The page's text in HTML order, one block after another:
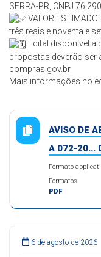
SERRA-PR, CNPJ
VALOR
três reais e noventa e
Edital disponível a
propostas deverão ser
compras.gov.br.
Mais informações no
AVISO DE
A 072-20...
Formato
Formatos
PDF
6 de agosto de 2026